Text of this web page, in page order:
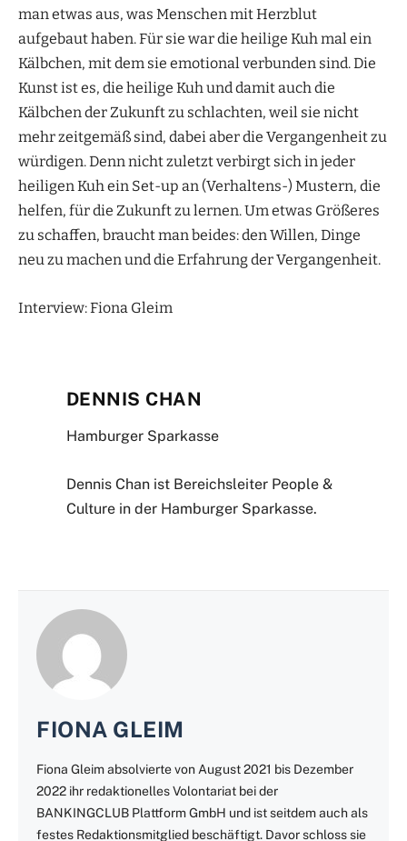
man etwas aus, was Menschen mit Herzblut
aufgebaut haben. Für sie war die heilige Kuh mal ein
Kälbchen, mit dem sie emotional verbunden sind. Die
Kunst ist es, die heilige Kuh und damit auch die
Kälbchen der Zukunft zu schlachten, weil sie nicht
mehr zeitgemäß sind, dabei aber die Vergangenheit zu
würdigen. Denn nicht zuletzt verbirgt sich in jeder
heiligen Kuh ein Set-up an (Verhaltens-) Mustern, die
helfen, für die Zukunft zu lernen. Um etwas Größeres
zu schaffen, braucht man beides: den Willen, Dinge
neu zu machen und die Erfahrung der Vergangenheit.
Interview: Fiona Gleim
DENNIS CHAN
Hamburger Sparkasse
Dennis Chan ist Bereichsleiter People &
Culture in der Hamburger Sparkasse.
FIONA GLEIM
Fiona Gleim absolvierte von August 2021 bis Dezember
2022 ihr redaktionelles Volontariat bei der
BANKINGCLUB Plattform GmbH und ist seitdem auch als
festes Redaktionsmitglied beschäftigt. Davor schloss sie